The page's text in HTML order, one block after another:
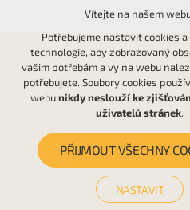
Vítejte na našem
Potřebujeme nastavit cookies
technologie, aby zobrazovaný
vašim potřebám a vy na webu
potřebujete. Soubory cookies
webunikdy neslouží ke
uživatelů stránek.
PŘIJMOUT VŠECHNY
NASTAVIT